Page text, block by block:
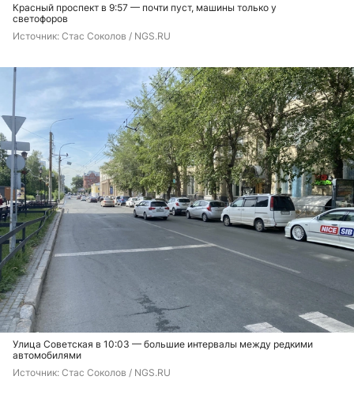
Красный проспект в 9:57 — почти пуст, машины только у
светофоров
Источник: Стас Соколов / NGS.RU
Улица Советская в 10:03 — большие интервалы между редкими
автомобилями
Источник: Стас Соколов / NGS.RU